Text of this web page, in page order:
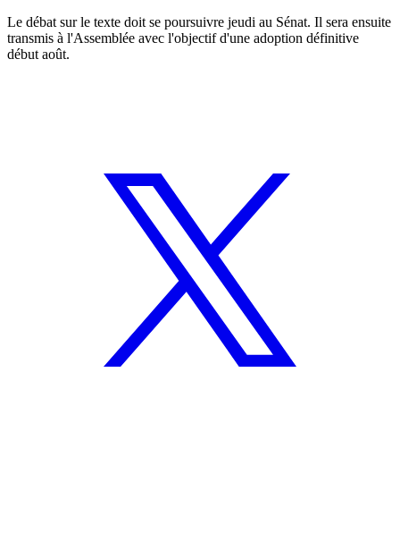
Le débat sur le texte doit se poursuivre jeudi au Sénat. Il sera ensuite
transmis à l'Assemblée avec l'objectif d'une adoption définitive
début août.